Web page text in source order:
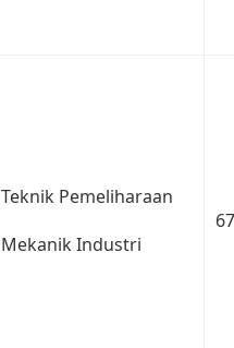
Teknik Pemeliharaan
Mekanik Industri